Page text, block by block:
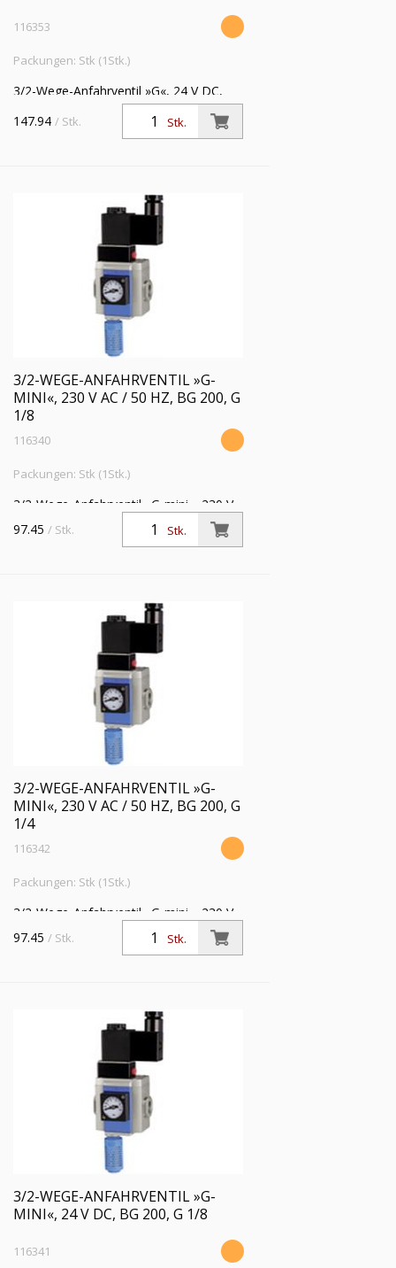
116353
Packungen: Stk (1Stk.)
3/2-Wege-Anfahrventil »G«, 24 V DC,
mit Haltewinkel und Schalldämpfer, BG
400, G 1/2, Eingangsdruck 2,5 - 9 bar
Stk.
147.94 / Stk.
3/2-WEGE-ANFAHRVENTIL »G-
MINI«, 230 V AC / 50 HZ, BG 200, G
1/8
116340
Packungen: Stk (1Stk.)
3/2-Wege-Anfahrventil »G-mini«, 230 V
AC / 50 Hz, mit Haltewinkel und
Schalldämpfer, BG 200, G 1/8,
Stk.
97.45 / Stk.
3/2-WEGE-ANFAHRVENTIL »G-
MINI«, 230 V AC / 50 HZ, BG 200, G
1/4
116342
Packungen: Stk (1Stk.)
3/2-Wege-Anfahrventil »G-mini«, 230 V
AC / 50 Hz, mit Haltewinkel und
Schalldämpfer, BG 200, G 1/4,
Stk.
97.45 / Stk.
3/2-WEGE-ANFAHRVENTIL »G-
MINI«, 24 V DC, BG 200, G 1/8
116341